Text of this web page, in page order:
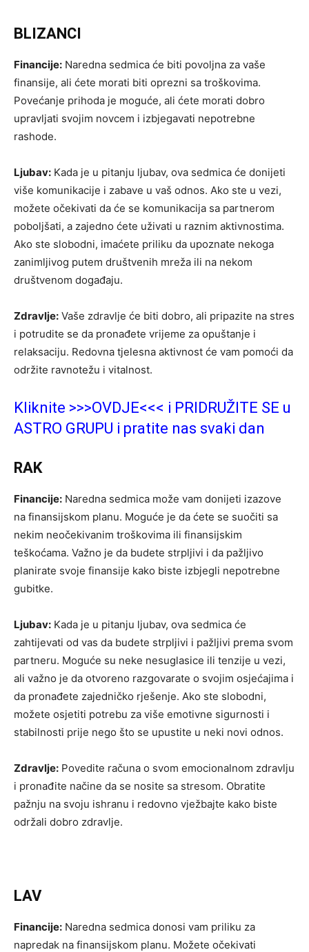
BLIZANCI
Financije: Naredna sedmica će biti povoljna za vaše
finansije, ali ćete morati biti oprezni sa troškovima.
Povećanje prihoda je moguće, ali ćete morati dobro
upravljati svojim novcem i izbjegavati nepotrebne
rashode.
Ljubav: Kada je u pitanju ljubav, ova sedmica će donijeti
više komunikacije i zabave u vaš odnos. Ako ste u vezi,
možete očekivati da će se komunikacija sa partnerom
poboljšati, a zajedno ćete uživati u raznim aktivnostima.
Ako ste slobodni, imaćete priliku da upoznate nekoga
zanimljivog putem društvenih mreža ili na nekom
društvenom događaju.
Zdravlje: Vaše zdravlje će biti dobro, ali pripazite na stres
i potrudite se da pronađete vrijeme za opuštanje i
relaksaciju. Redovna tjelesna aktivnost će vam pomoći da
održite ravnotežu i vitalnost.
Kliknite >>>OVDJE<<< i PRIDRUŽITE SE u
ASTRO GRUPU i pratite nas svaki dan
RAK
Financije: Naredna sedmica može vam donijeti izazove
na finansijskom planu. Moguće je da ćete se suočiti sa
nekim neočekivanim troškovima ili finansijskim
teškoćama. Važno je da budete strpljivi i da pažljivo
planirate svoje finansije kako biste izbjegli nepotrebne
gubitke.
Ljubav: Kada je u pitanju ljubav, ova sedmica će
zahtijevati od vas da budete strpljivi i pažljivi prema svom
partneru. Moguće su neke nesuglasice ili tenzije u vezi,
ali važno je da otvoreno razgovarate o svojim osjećajima i
da pronađete zajedničko rješenje. Ako ste slobodni,
možete osjetiti potrebu za više emotivne sigurnosti i
stabilnosti prije nego što se upustite u neki novi odnos.
Zdravlje: Povedite računa o svom emocionalnom zdravlju
i pronađite načine da se nosite sa stresom. Obratite
pažnju na svoju ishranu i redovno vježbajte kako biste
održali dobro zdravlje.
LAV
Financije: Naredna sedmica donosi vam priliku za
napredak na finansijskom planu. Možete očekivati